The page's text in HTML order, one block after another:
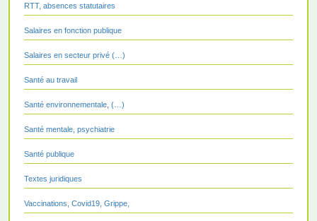
RTT, absences statutaires
Salaires en fonction publique
Salaires en secteur privé (…)
Santé au travail
Santé environnementale, (…)
Santé mentale, psychiatrie
Santé publique
Textes juridiques
Vaccinations, Covid19, Grippe,